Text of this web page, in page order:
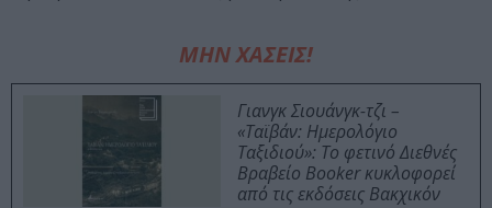
ΜΗΝ ΧΑΣΕΙΣ!
Γιανγκ Σιουάνγκ-τζι –
«Ταϊβάν: Ημερολόγιο
Ταξιδιού»: Το φετινό Διεθνές
Βραβείο Booker κυκλοφορεί
από τις εκδόσεις Βακχικόν